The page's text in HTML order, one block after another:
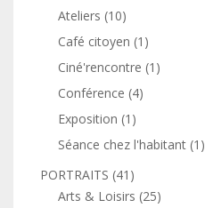
Ateliers (10)
Café citoyen (1)
Ciné'rencontre (1)
Conférence (4)
Exposition (1)
Séance chez l'habitant (1)
PORTRAITS (41)
Arts & Loisirs (25)